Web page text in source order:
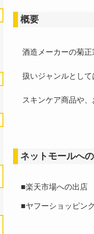
概要
酒造メーカーの菊正
扱いジャンルとして
スキンケア商品や、
ネットモールへ
■楽天市場への出
■ヤフーショッピン